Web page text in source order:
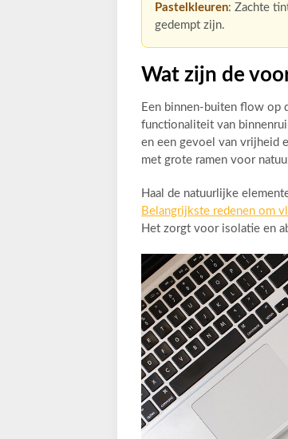
Pastelkleuren: Zachte
gedempt zijn.
Wat zijn de
Een binnen-buiten flow op
functionaliteit van
en een gevoel van vrijheid
met grote ramen voor
Haal de natuurlijke
Belangrijkste redenen om
Het zorgt voor isolatie en